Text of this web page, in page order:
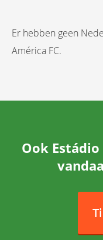
Er hebben geen
América FC.
Ook